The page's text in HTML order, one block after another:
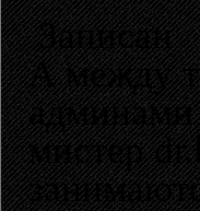
Записан
А между
админами
мистер